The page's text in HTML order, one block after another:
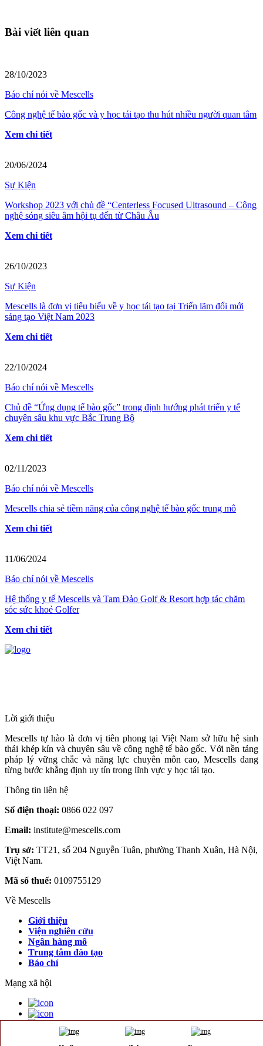
Bài viết liên quan
28/10/2023
Báo chí nói về Mescells
Công nghệ tế bào gốc và y học tái tạo thu hút nhiều người quan tâm
Xem chi tiết
20/06/2024
Sự Kiện
Workshop 2023 với chủ đề “Centerless Focused Ultrasound – Công
nghệ sóng siêu âm hội tụ đến từ Châu Âu
Xem chi tiết
26/10/2023
Sự Kiện
Mescells là đơn vị tiêu biểu về y học tái tạo tại Triển lãm đổi mới
sáng tạo Việt Nam 2023
Xem chi tiết
22/10/2024
Báo chí nói về Mescells
Chủ đề “Ứng dụng tế bào gốc” trong định hướng phát triển y tế
chuyên sâu khu vực Bắc Trung Bộ
Xem chi tiết
02/11/2023
Báo chí nói về Mescells
Mescells chia sẻ tiềm năng của công nghệ tế bào gốc trung mô
Xem chi tiết
11/06/2024
Báo chí nói về Mescells
Hệ thống y tế Mescells và Tam Đảo Golf & Resort hợp tác chăm
sóc sức khoẻ Golfer
Xem chi tiết
Lời giới thiệu
Mescells tự hào là đơn vị tiên phong tại Việt Nam sở hữu hệ sinh
thái khép kín và chuyên sâu về công nghệ tế bào gốc. Với nền tảng
pháp lý vững chắc và năng lực chuyên môn cao, Mescells đang
từng bước khẳng định uy tín trong lĩnh vực y học tái tạo.
Thông tin liên hệ
Số điện thoại: 0866 022 097
Email: institute@mescells.com
Trụ sở: TT21, số 204 Nguyễn Tuân, phường Thanh Xuân, Hà Nội,
Việt Nam.
Mã số thuế: 0109755129
Về Mescells
Giới thiệu
Viện nghiên cứu
Ngân hàng mô
Trung tâm đào tạo
Báo chí
Mạng xã hội